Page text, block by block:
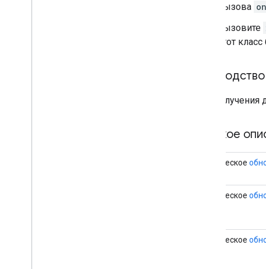
вызова
Вызовите
этот
Для
Краткое
статическое
статическое
статическое